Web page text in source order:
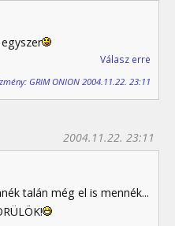
Válasz erre
GRIM ONION 2004.11.22. 23:11
2004.11.22. 23:11
talán még el is mennék...